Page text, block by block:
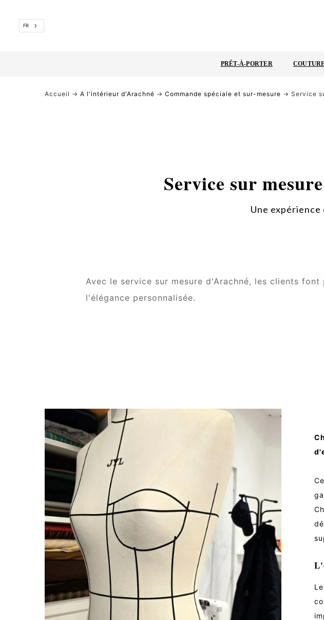
FR
PRÊT-À-PORTER
Accueil → A l'intérieur d'Arachné → Commande spéciale et sur-mesure → Service
Service sur
Une
Avec le service sur mesure d'Arachné, les clients
l'élégance personnalisée.